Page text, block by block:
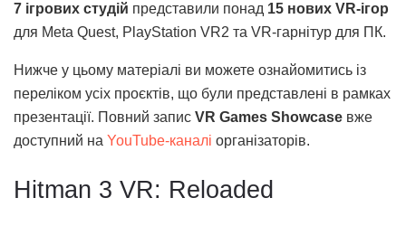
7 ігрових студій представили понад 15 нових VR-ігор
для Meta Quest, PlayStation VR2 та VR-гарнітур для ПК.
Нижче у цьому матеріалі ви можете ознайомитись із
переліком усіх проєктів, що були представлені в рамках
презентації. Повний запис VR Games Showcase вже
доступний на YouTube-каналі організаторів.
Hitman 3 VR: Reloaded